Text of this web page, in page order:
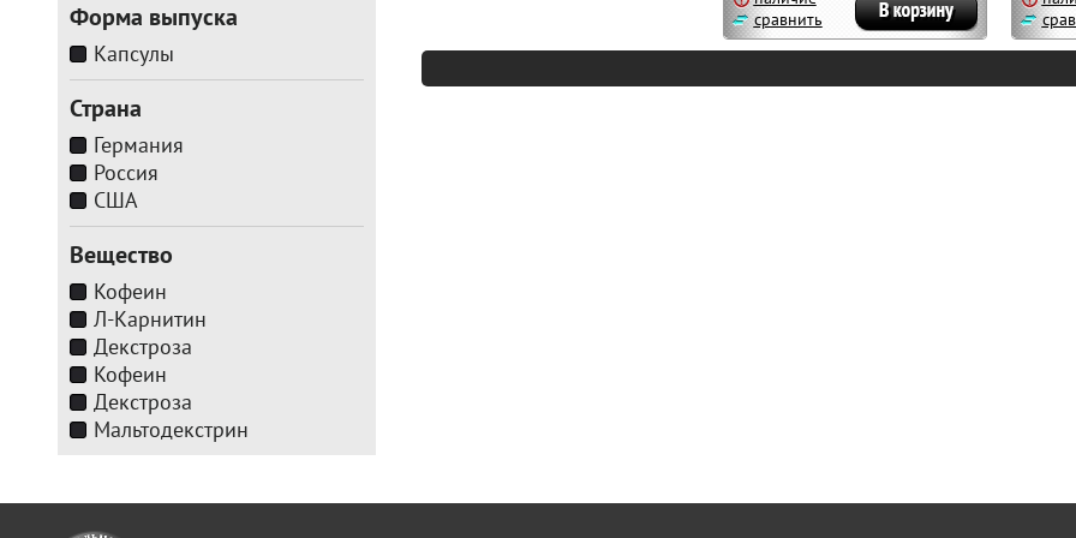
Форма выпуска
Капсулы
Страна
Германия
Россия
США
Вещество
Кофеин
Л-Карнитин
Декстроза
Кофеин
Декстроза
Мальтодекстрин
сравнить